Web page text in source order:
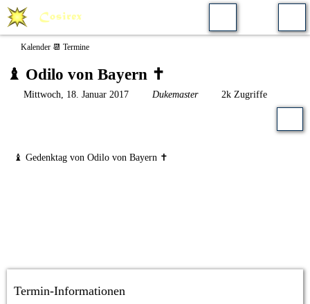
Kalender 📆 Termine
♝ Odilo von Bayern ✝️
Mittwoch, 18. Januar 2017 Dukemaster 2k Zugriffe
♝ Gedenktag von Odilo von Bayern ✝️
Termin-Informationen